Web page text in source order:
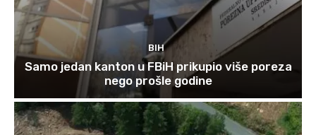
BIH
Samo jedan kanton u FBiH prikupio više poreza
nego prošle godine